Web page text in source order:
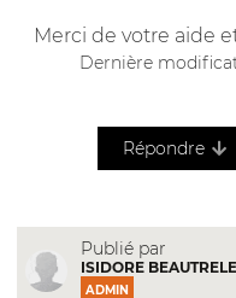
Merci de votre aide
Dernière
Répondre
Publié par
ISIDORE
ADMIN